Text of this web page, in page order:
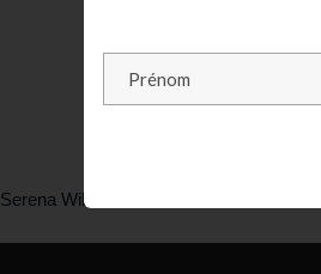
Serena Williams désorientée à Wimbledon